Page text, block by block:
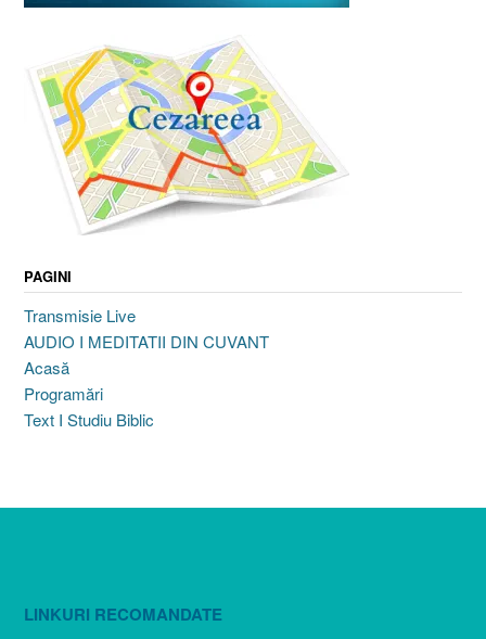
PAGINI
Transmisie Live
AUDIO I MEDITATII DIN CUVANT
Acasă
Programări
Text I Studiu Biblic
LINKURI RECOMANDATE